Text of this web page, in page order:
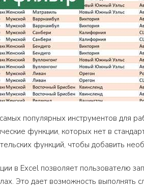
популярных инструментов для
функции, которых нет в
функций, чтобы добавить
в Excel позволяет пользователю
Это дает возможность выполнять